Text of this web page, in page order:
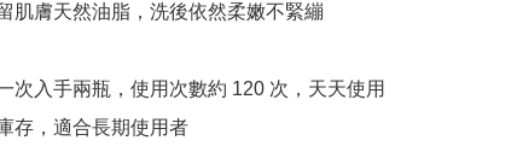
肌膚天然油脂，洗後依然柔嫩不緊繃
次入手兩瓶，使用次數約 120 次，天天使用
存，適合長期使用者